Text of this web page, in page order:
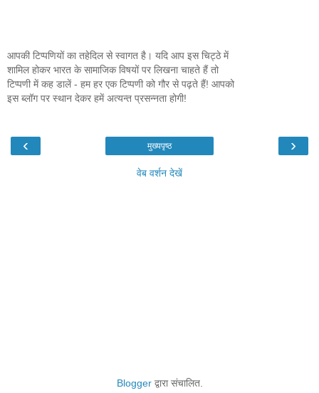
आपकी टिप्पणियों का तहेदिल से स्वागत है। यदि आप इस चिट्ठे में
शामिल होकर भारत के सामाजिक विषयों पर लिखना चाहते हैं तो
टिप्पणी में कह डालें - हम हर एक टिप्पणी को गौर से पढ़ते हैं! आपको
इस ब्लॉग पर स्थान देकर हमें अत्यन्त प्रसन्नता होगी!
‹ ›
मुख्यपृष्ठ
वेब वर्शन देखें
Bloggerद्वारा संचालित.